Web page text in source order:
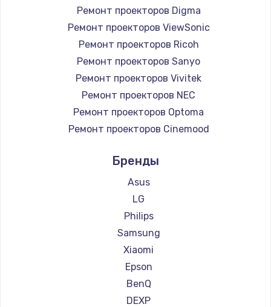
Ремонт проекторов Digma
Ремонт проекторов ViewSonic
Ремонт проекторов Ricoh
Ремонт проекторов Sanyo
Ремонт проекторов Vivitek
Ремонт проекторов NEC
Ремонт проекторов Optoma
Ремонт проекторов Cinemood
Ремонт проекторов Barco
Ремонт проекторов Xgimi
Ремонт проекторов Canon
Ремонт проекторов JVC
Ремонт проекторов Casio
Ремонт проекторов Hiper
Ремонт проекторов HITACHI
Ремонт проекторов Panasonic
Ремонт проекторов Hisense
Бренды
Asus
LG
Philips
Samsung
Xiaomi
Epson
BenQ
DEXP